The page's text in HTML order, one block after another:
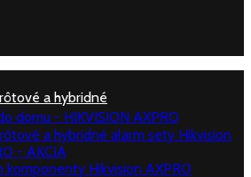
a hybridné
domu - HIKVISION AXPRO
a hybridné alarm sety Hikvision
- AKCIA
komponenty Hikvision AXPRO